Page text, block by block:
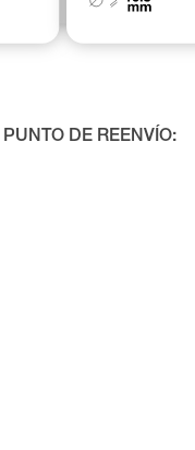
DE REENVÍO: